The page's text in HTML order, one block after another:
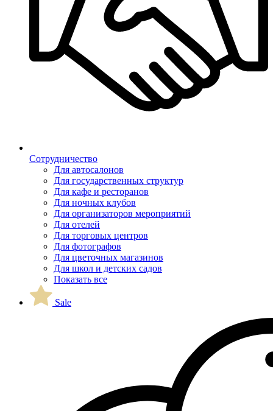
Сотрудничество
Для автосалонов
Для государственных структур
Для кафе и ресторанов
Для ночных клубов
Для организаторов мероприятий
Для отелей
Для торговых центров
Для фотографов
Для цветочных магазинов
Для школ и детских садов
Показать все
Sale